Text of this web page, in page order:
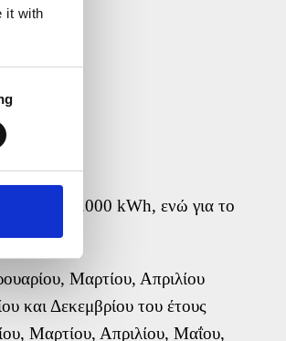
it with
μέχρι 2.000 kWh, ενώ για το
Μαρτίου, Απριλίου
και Δεκεμβρίου του έτους
Μαρτίου, Απριλίου, Μαΐου,